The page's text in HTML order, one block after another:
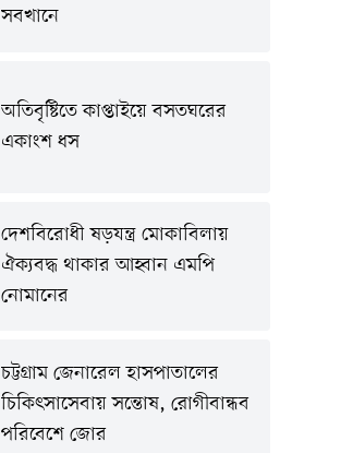
সবখানে
অতিবৃষ্টিতে কাপ্তাইয়ে বসতঘরের
একাংশ ধস
দেশবিরোধী ষড়যন্ত্র মোকাবিলায়
ঐক্যবদ্ধ থাকার আহ্বান এমপি
নোমানের
চট্টগ্রাম জেনারেল হাসপাতালের
চিকিৎসাসেবায় সন্তোষ, রোগীবান্ধব
পরিবেশে জোর